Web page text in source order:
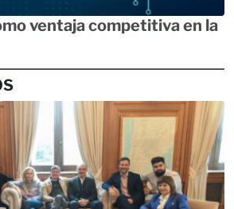
ventaja competitiva en la